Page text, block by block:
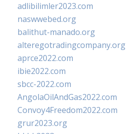
adlibilimler2023.com
naswwebed.org
balithut-manado.org
alteregotradingcompany.org
aprce2022.com
ibie2022.com
sbcc-2022.com
AngolaOilAndGas2022.com
Convoy4Freedom2022.com
grur2023.org